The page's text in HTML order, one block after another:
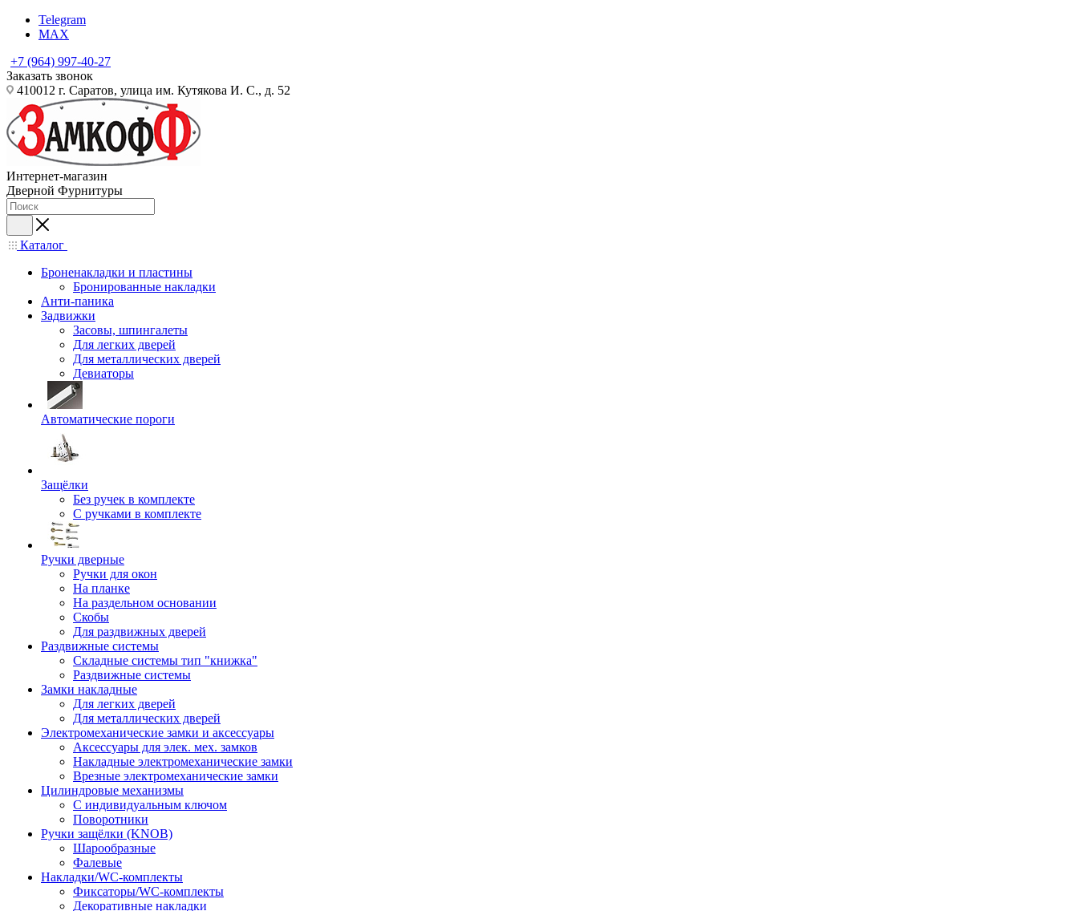
Telegram
MAX
+7 (964) 997-40-27
Заказать звонок
410012 г. Саратов, улица им. Кутякова И. С., д. 52
Интернет-магазин
Дверной Фурнитуры
Каталог
Броненакладки и пластины
Бронированные накладки
Анти-паника
Задвижки
Засовы, шпингалеты
Для легких дверей
Для металлических дверей
Девиаторы
Автоматические пороги
Защёлки
Без ручек в комплекте
С ручками в комплекте
Ручки дверные
Ручки для окон
На планке
На раздельном основании
Скобы
Для раздвижных дверей
Раздвижные системы
Складные системы тип "книжка"
Раздвижные системы
Замки накладные
Для легких дверей
Для металлических дверей
Электромеханические замки и аксессуары
Аксессуары для элек. мех. замков
Накладные электромеханические замки
Врезные электромеханические замки
Цилиндровые механизмы
С индивидуальным ключом
Поворотники
Ручки защёлки (KNOB)
Шарообразные
Фалевые
Накладки/WC-комплекты
Фиксаторы/WC-комплекты
Декоративные накладки